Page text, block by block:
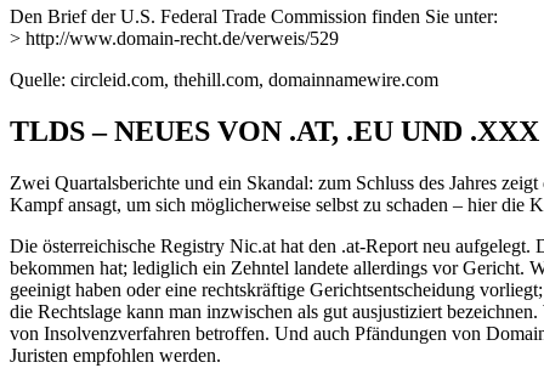
Den Brief der U.S. Federal Trade Commission finden Sie unter:
> http://www.domain-recht.de/verweis/529
Quelle: circleid.com, thehill.com, domainnamewire.com
TLDS – NEUES VON .AT, .EU UND .XXX
Zwei Quartalsberichte und ein Skandal: zum Schluss des Jahres
Kampf ansagt, um sich möglicherweise selbst zu schaden – hier die
Die österreichische Registry Nic.at hat den .at-Report neu aufgelegt.
bekommen hat; lediglich ein Zehntel landete allerdings vor Gericht.
geeinigt haben oder eine rechtskräftige Gerichtsentscheidung
die Rechtslage kann man inzwischen als gut ausjustiziert
von Insolvenzverfahren betroffen. Und auch Pfändungen von
Juristen empfohlen werden.